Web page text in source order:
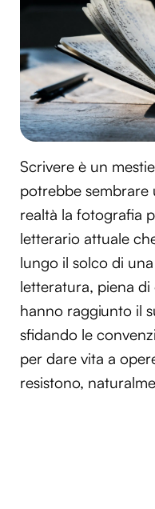
Scrivere è un
potrebbe sembrare
realtà la fotografia
letterario attuale
lungo il solco di
letteratura, piena
hanno raggiunto il
sfidando le
per dare vita a
resistono,